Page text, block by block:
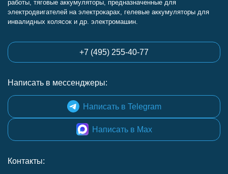
работы, тяговые аккумуляторы, предназначенные для
электродвигателей на электрокарах, гелевые аккумуляторы для
инвалидных колясок и др. электромашин.
+7 (495) 255-40-77
Написать в мессенджеры:
Написать в Telegram
Написать в Max
Контакты: